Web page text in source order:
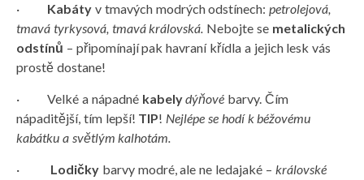
· Kabáty v tmavých modrých odstínech:petrolejová,
tmavá tyrkysová, tmavá královská. Nebojte se metalických
odstínů – připomínají pak havraní křídla a jejich lesk vás
prostě dostane!
· Velké a nápadné kabely dýňové barvy. Čím
nápaditější, tím lepší! TIP! Nejlépe se hodí k béžovému
kabátku a světlým kalhotám.
· Lodičky barvy modré, ale ne ledajaké – královské